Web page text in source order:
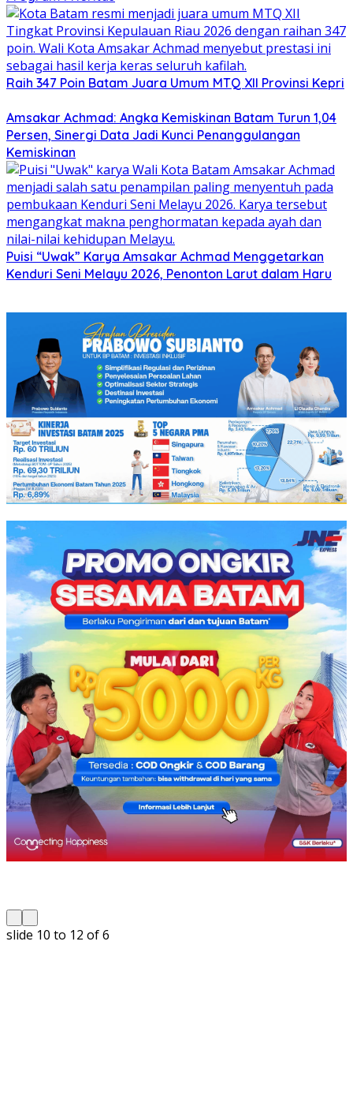
Raih 347 Poin Batam Juara Umum MTQ XII Provinsi Kepri
Amsakar Achmad: Angka Kemiskinan Batam Turun 1,04
Persen, Sinergi Data Jadi Kunci Penanggulangan
Kemiskinan
Puisi “Uwak” Karya Amsakar Achmad Menggetarkan
Kenduri Seni Melayu 2026, Penonton Larut dalam Haru
slide 11 to 13 of 6